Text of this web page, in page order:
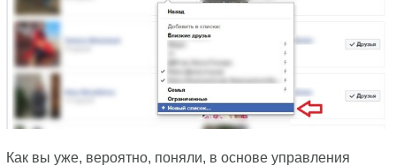
Как вы уже, вероятно, поняли, в основе управления